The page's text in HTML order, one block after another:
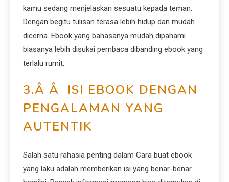
kamu sedang menjelaskan sesuatu kepada teman.
Dengan begitu tulisan terasa lebih hidup dan mudah
dicerna. Ebook yang bahasanya mudah dipahami
biasanya lebih disukai pembaca dibanding ebook yang
terlalu rumit.
3.Â Â ISI EBOOK DENGAN
PENGALAMAN YANG
AUTENTIK
Salah satu rahasia penting dalam Cara buat ebook
yang laku adalah memberikan isi yang benar-benar